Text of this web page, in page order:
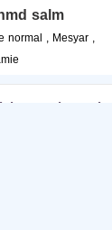
salm
normal , Mesyar ,
sur le mariage